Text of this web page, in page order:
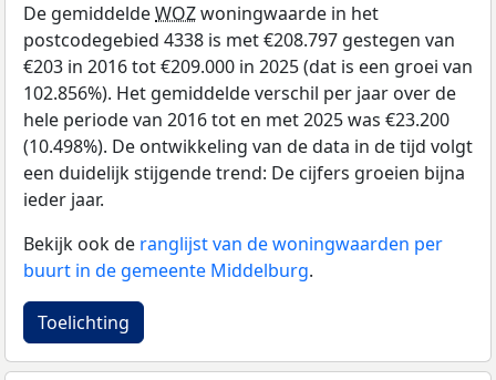
De gemiddeldeWOZwoningwaarde in het
postcodegebied 4338 is met €208.797 gestegen van
€203 in 2016 tot €209.000 in 2025 (dat is een groei van
102.856%). Het gemiddelde verschil per jaar over de
hele periode van 2016 tot en met 2025 was €23.200
(10.498%). De ontwikkeling van de data in de tijd volgt
een duidelijk stijgende trend: De cijfers groeien bijna
ieder jaar.
Bekijk ook de ranglijst van de woningwaarden per
buurt in de gemeente Middelburg.
Toelichting